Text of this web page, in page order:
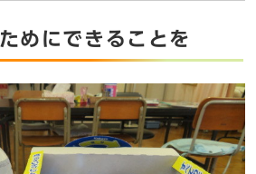
めにできることを